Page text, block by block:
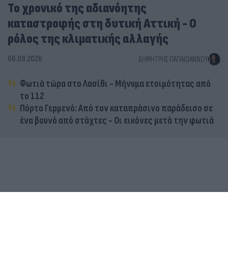
Το χρονικό της αδιανόητης
καταστροφής στη δυτική Αττική - Ο
ρόλος της κλιματικής αλλαγής
06.08.2026 ΔΗΜΉΤΡΗΣ ΠΑΠΑΪΩΆΝΝΟΥ
Φωτιά τώρα στο Λασίθι - Μήνυμα ετοιμότητας από
το 112
Πόρτο Γερμενό: Από τον καταπράσινο παράδεισο σε
ένα βουνό από στάχτες - Οι εικόνες μετά την φωτιά